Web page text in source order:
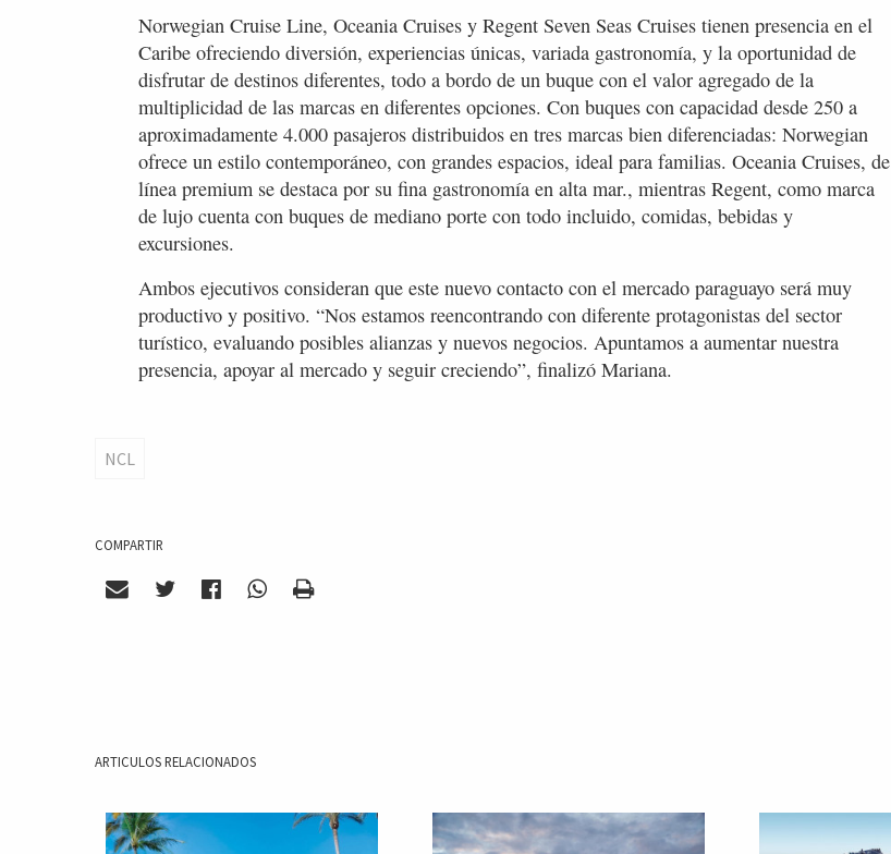
Norwegian Cruise Line, Oceania Cruises y Regent Seven Seas Cruises tienen presencia en el
Caribe ofreciendo diversión, experiencias únicas, variada gastronomía, y la oportunidad de
disfrutar de destinos diferentes, todo a bordo de un buque con el valor agregado de la
multiplicidad de las marcas en diferentes opciones. Con buques con capacidad desde 250 a
aproximadamente 4.000 pasajeros distribuidos en tres marcas bien diferenciadas: Norwegian
ofrece un estilo contemporáneo, con grandes espacios, ideal para familias. Oceania Cruises, de
línea premium se destaca por su fina gastronomía en alta mar., mientras Regent, como marca
de lujo cuenta con buques de mediano porte con todo incluido, comidas, bebidas y
excursiones.
Ambos ejecutivos consideran que este nuevo contacto con el mercado paraguayo será muy
productivo y positivo. “Nos estamos reencontrando con diferente protagonistas del sector
turístico, evaluando posibles alianzas y nuevos negocios. Apuntamos a aumentar nuestra
presencia, apoyar al mercado y seguir creciendo”, finalizó Mariana.
NCL
COMPARTIR
ARTICULOS RELACIONADOS